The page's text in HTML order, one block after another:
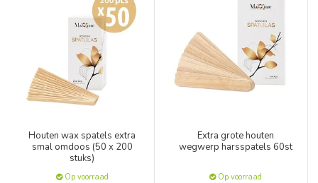
Houten wax spatels extra
smal omdoos (50 x 200
stuks)
Op voorraad
Extra grote houten
wegwerp harsspatels 60st
Op voorraad